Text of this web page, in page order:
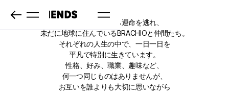
ひょんなことから運命を逃れ、
未だに地球に住んでいるBRACHIOと仲間たち。
それぞれの人生の中で、一日一日を
平凡で特別に生きています。
性格、好み、職業、趣味など、
何一つ同じものはありませんが、
お互いを誰よりも大切に思いながら